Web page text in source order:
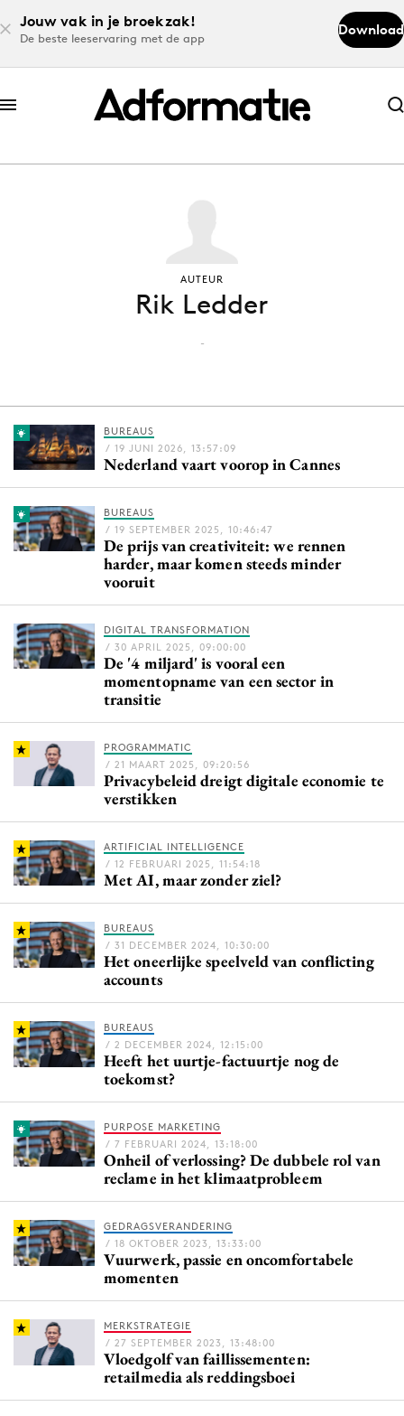
Jouw vak in je broekzak!
De beste leeservaring met de app
Download
Abonneer nu
Abonneer nu
Download de app
Volg het laatste nieuws via de Adformatie
Home
9 sept: GenAI-training
12 nov: MarketingLive!
Events
Opleidingen
Topics
Artificial Intelligence
Bureaus
Campagnes
Carriere
Contentmarketing
Craft
Customer Experience
Design
Digital transformation
Diversiteit
Effectiviteit
Gedragsverandering
Influencer marketing
Interne communicatie
Martech
Media
Merkstrategie
Programmatic
Purpose Marketing
Reputatie & crisis
AUTEUR
Rik Ledder
-
BUREAUS
/ 19 JUNI 2026, 13:57:09
Nederland vaart voorop in Cannes
BUREAUS
/ 19 SEPTEMBER 2025, 10:46:47
De prijs van creativiteit: we rennen
harder, maar komen steeds minder
vooruit
DIGITAL TRANSFORMATION
/ 30 APRIL 2025, 09:00:00
De '4 miljard' is vooral een
momentopname van een sector in
transitie
PROGRAMMATIC
/ 21 MAART 2025, 09:20:56
Privacybeleid dreigt digitale economie te
verstikken
ARTIFICIAL INTELLIGENCE
/ 12 FEBRUARI 2025, 11:54:18
Met AI, maar zonder ziel?
BUREAUS
/ 31 DECEMBER 2024, 10:30:00
Het oneerlijke speelveld van conflicting
accounts
BUREAUS
/ 2 DECEMBER 2024, 12:15:00
Heeft het uurtje-factuurtje nog de
toekomst?
PURPOSE MARKETING
/ 7 FEBRUARI 2024, 13:18:00
Onheil of verlossing? De dubbele rol van
reclame in het klimaatprobleem
GEDRAGSVERANDERING
/ 18 OKTOBER 2023, 13:33:00
Vuurwerk, passie en oncomfortabele
momenten
MERKSTRATEGIE
/ 27 SEPTEMBER 2023, 13:48:00
Vloedgolf van faillissementen:
retailmedia als reddingsboei